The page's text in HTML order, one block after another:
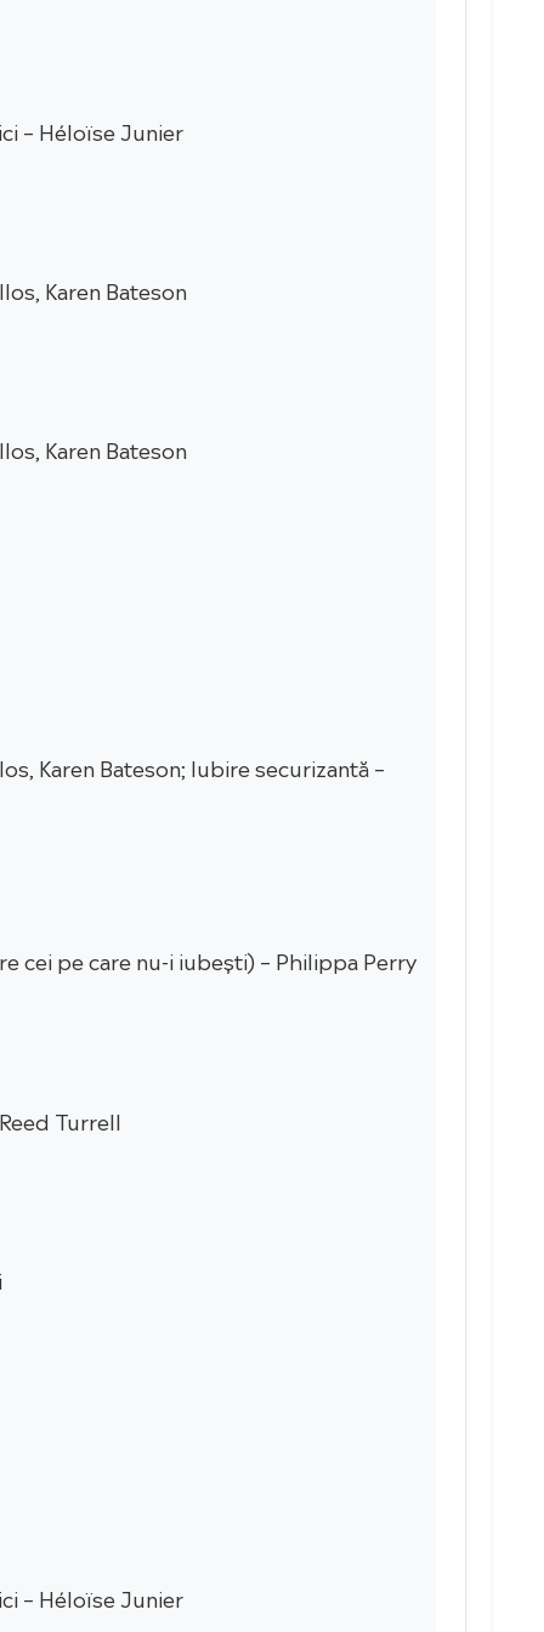
– Héloïse Junier
Karen Bateson
Karen Bateson
Karen Bateson; Iubire securizantă –
cei pe care nu-i iubești) – Philippa Perry
Turrell
– Héloïse Junier